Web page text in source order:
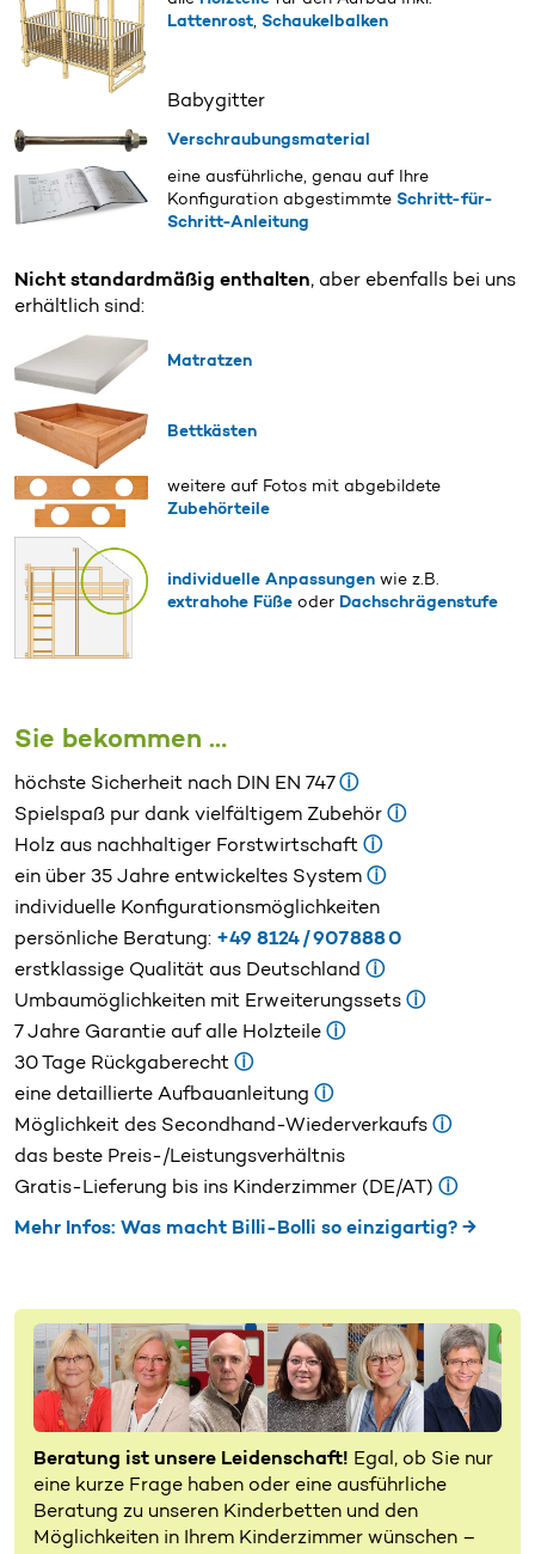
Lattenrost, Schaukelbalken
Babygitter
Verschraubungsmaterial
eine ausführliche, genau auf Ihre
Konfiguration abgestimmte Schritt-für-
Schritt-Anleitung
Nicht standardmäßig enthalten, aber ebenfalls bei uns
erhältlich sind:
Matratzen
Bettkästen
weitere auf Fotos mit abgebildete
Zubehörteile
individuelle Anpassungenwie z.B.
extrahohe Füßeoder Dachschrägenstufe
Sie bekommen …
höchste Sicherheit nach DIN EN 747ⓘ
Spielspaß pur dank vielfältigem Zubehör ⓘ
Holz aus nachhaltiger Forstwirtschaft ⓘ
ein über 35 Jahre entwickeltes System ⓘ
individuelle Konfigurationsmöglichkeiten
persönliche Beratung: +49 8124 / 907 888 0
erstklassige Qualität aus Deutschland ⓘ
Umbaumöglichkeiten mit Erweiterungssets ⓘ
7 Jahre Garantie auf alle Holzteile ⓘ
30 Tage Rückgaberecht ⓘ
eine detaillierte Aufbauanleitung ⓘ
Möglichkeit des Secondhand-Wiederverkaufs ⓘ
das beste Preis-/Leistungsverhältnis
Gratis-Lieferung bis ins Kinderzimmer (DE/AT) ⓘ
Mehr Infos: Was macht Billi-Bolli so einzigartig? →
Beratung ist unsere Leidenschaft! Egal, ob Sie nur
eine kurze Frage haben oder eine ausführliche
Beratung zu unseren Kinderbetten und den
Möglichkeiten in Ihrem Kinderzimmer wünschen –